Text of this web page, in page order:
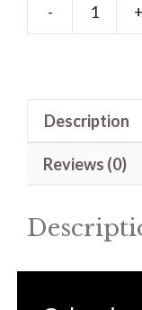
- +
Description
Reviews (0)